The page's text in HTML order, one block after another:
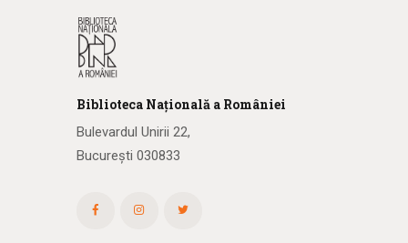
Biblioteca Națională a României
Bulevardul Unirii 22,
București 030833